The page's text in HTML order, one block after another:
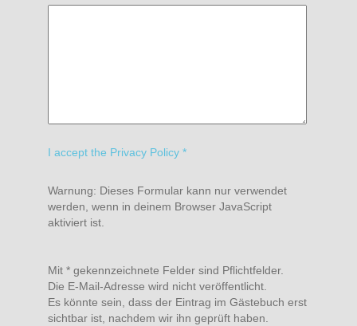
I accept the Privacy Policy *
Warnung: Dieses Formular kann nur verwendet
werden, wenn in deinem Browser JavaScript
aktiviert ist.
Mit * gekennzeichnete Felder sind Pflichtfelder.
Die E-Mail-Adresse wird nicht veröffentlicht.
Es könnte sein, dass der Eintrag im Gästebuch erst
sichtbar ist, nachdem wir ihn geprüft haben.